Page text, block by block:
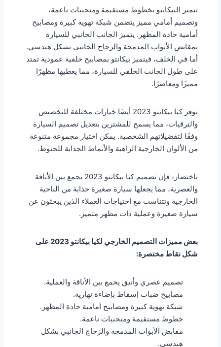
تتميز البيكانتو بخطوط مستقيمة ومنحنيات ناعمة،
وتصميم أمامي مميز يتضمن شبكة تهوية كبيرة ومصابيح
أمامية حادة المظهر. يتميز الجانب الجانبي للسيارة
بمقابض الأبواب المدمجة والزجاج الجانبي بشكل هندسي.
أما في الخلف، فيتميز بيكانتو بمصابيح خلفية عمودية تمتد
على طول الجانب الخلفي للسيارة، مما يعطيها مظهرًا
مميزًا ومعاصرًا.
توفر كيا بيكانتو 2023 أيضًا خيارات مختلفة للتخصيص
والترقيات، مما يسمح للمشترين بتعديل تصميم السيارة
وفقًا لتفضيلاتهم الشخصية. يمكن اختيار مجموعة متنوعة
من الألوان الخارجية الزاهية والأنماط الجذابة للجنوط.
باختصار، فإن تصميم كيا بيكانتو 2023 يجمع بين الأناقة
والعصرية، مما يجعلها سيارة صغيرة جذابة من الناحية
الخارجية وتتناسب مع احتياجات العملاء الذين يبحثون عن
سيارة صغيرة وعملية ذات مظهر متميز.
بعض مميزات التصميم الخارجي لكيا بيكانتو 2023 على
شكل نقاط مختصرة:
تصميم عصري وأنيق يجمع بين الأناقة والعملية.
مصابيح ضباب إسقاط بإضاءة نهارية.
شبكة تهوية كبيرة ومصابيح أمامية حادة المظهر.
خطوط مستقيمة ومنحنيات ناعمة.
مقابض الأبواب المدمجة والزجاج الجانبي بشكل
هندسي.